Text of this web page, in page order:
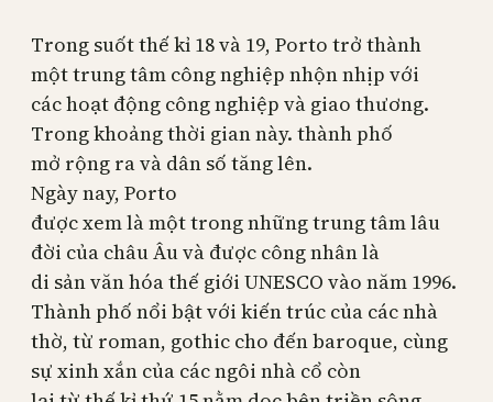
Trong suốt thế kỉ 18 và 19, Porto trở thành
một trung tâm công nghiệp nhộn nhịp với
các hoạt động công nghiệp và giao thương.
Trong khoảng thời gian này. thành phố
mở rộng ra và dân số tăng lên.
Ngày nay, Porto
được xem là một trong những trung tâm lâu
đời của châu Âu và được công nhân là
di sản văn hóa thế giới UNESCO vào năm 1996.
Thành phố nổi bật với kiến trúc của các nhà
thờ, từ roman, gothic cho đến baroque, cùng
sự xinh xắn của các ngôi nhà cổ còn